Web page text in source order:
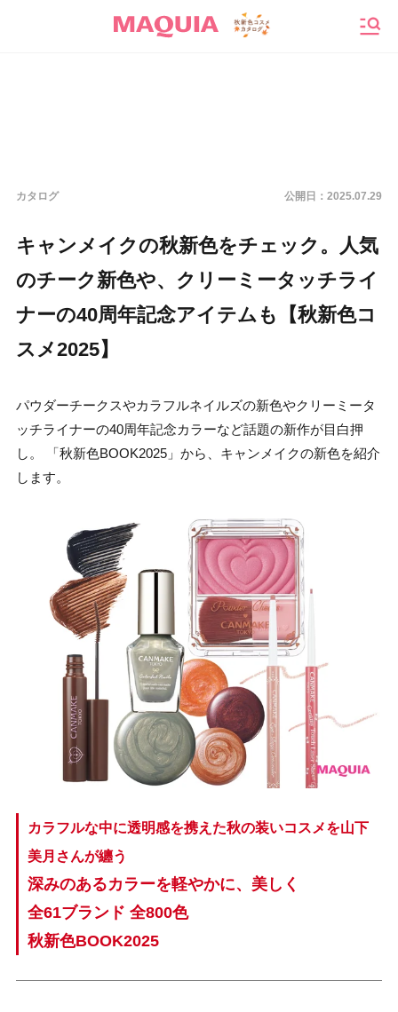
カタログ 公開日： 2025.07.29
キャンメイクの秋新色をチェック。人気
のチーク新色や、クリーミータッチライ
ナーの40周年記念アイテムも【秋新色コ
スメ2025】
パウダーチークスやカラフルネイルズの新色やクリーミータ
ッチライナーの40周年記念カラーなど話題の新作が目白押
し。 「秋新色BOOK2025」から、キャンメイクの新色を紹介
します。
カラフルな中に透明感を携えた秋の装いコスメを山下
美月さんが纏う
深みのあるカラーを軽やかに、美しく
全61ブランド 全800色
秋新色BOOK2025